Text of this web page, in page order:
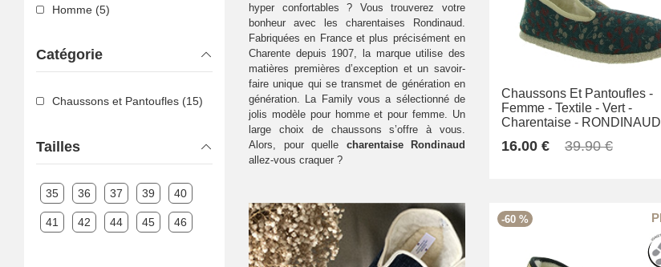
Homme (5)
Catégorie
Chaussons et Pantoufles (15)
Tailles
35 36 37 39 40
41 42 44 45 46
hyper confortables ? Vous trouverez votre
bonheur avec les charentaises Rondinaud.
Fabriquées en France et plus précisément en
Charente depuis 1907, la marque utilise des
matières premières d’exception et un savoir-
faire unique qui se transmet de génération en
génération. La Family vous a sélectionné de
jolis modèle pour homme et pour femme. Un
large choix de chaussons s’offre à vous.
Alors, pour quelle charentaise Rondinaud
allez-vous craquer ?
Chaussons Et Pantoufles -
Femme - Textile - Vert -
Charentaise - RONDINAUD
16.00 € 39.90 €
-60 %